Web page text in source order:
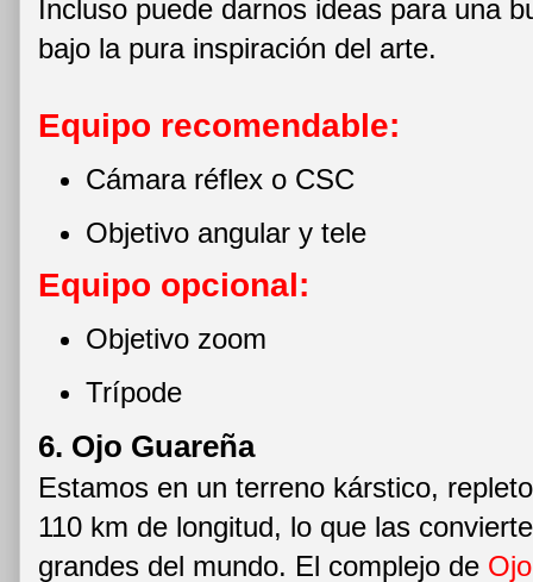
Incluso puede darnos ideas para una
bajo la pura inspiración del arte.
Equipo recomendable:
Cámara réflex o CSC
Objetivo angular y tele
Equipo opcional:
Objetivo zoom
Trípode
6. Ojo Guareña
Estamos en un terreno kárstico,
110 km de longitud, lo que las
grandes del mundo. El complejo de